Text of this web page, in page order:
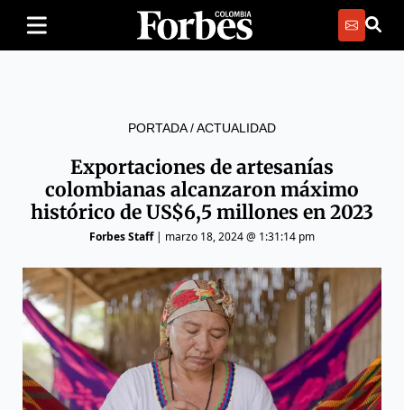
PORTADA/ACTUALIDAD
Exportaciones de artesanías
colombianas alcanzaron máximo
histórico de US$6,5 millones en 2023
Forbes Staff| marzo 18, 2024 @ 1:31:14 pm